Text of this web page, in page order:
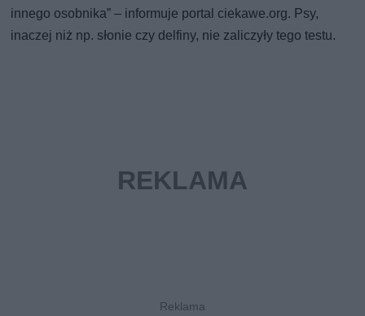
innego osobnika” – informuje portal ciekawe.org. Psy,
inaczej niż np. słonie czy delfiny, nie zaliczyły tego testu.